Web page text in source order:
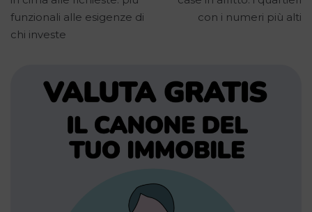
funzionali alle esigenze di
chi investe
con i numeri più alti